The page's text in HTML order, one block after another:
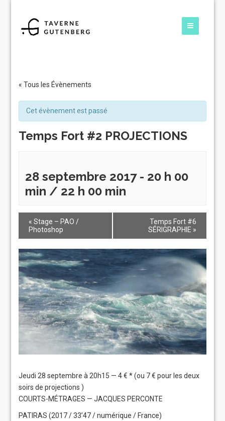
« Tous les Évènements
Cet évènement est passé
Temps Fort #2 PROJECTIONS
28 septembre 2017 - 20 h 00
min / 22 h 00 min
« Stage – PAO /
Photoshop
Temps Fort #6
SÉRIGRAPHIE »
Jeudi 28 septembre à 20h15 — 4 € * (ou 7 € pour les deux
soirs de projections )
COURTS-MÉTRAGES — JACQUES PERCONTE
PATIRAS (2017 / 33’47 / numérique / France)